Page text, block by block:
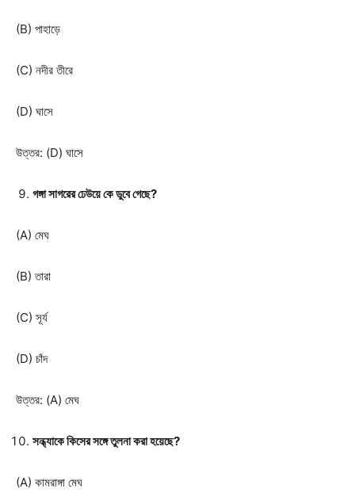
(B) পাহাড়ে
(C) নদীর তীরে
(D) ঘাসে
উত্তর: (D) ঘাসে
গঙ্গা সাগরের ঢেউয়ে কে ডুবে গেছে?
(A) মেঘ
(B) তারা
(C) সূর্য
(D) চাঁদ
উত্তর: (A) মেঘ
সন্ধ্যাকে কিসের সঙ্গে তুলনা করা হয়েছে?
(A) কামরাঙ্গা মেঘ